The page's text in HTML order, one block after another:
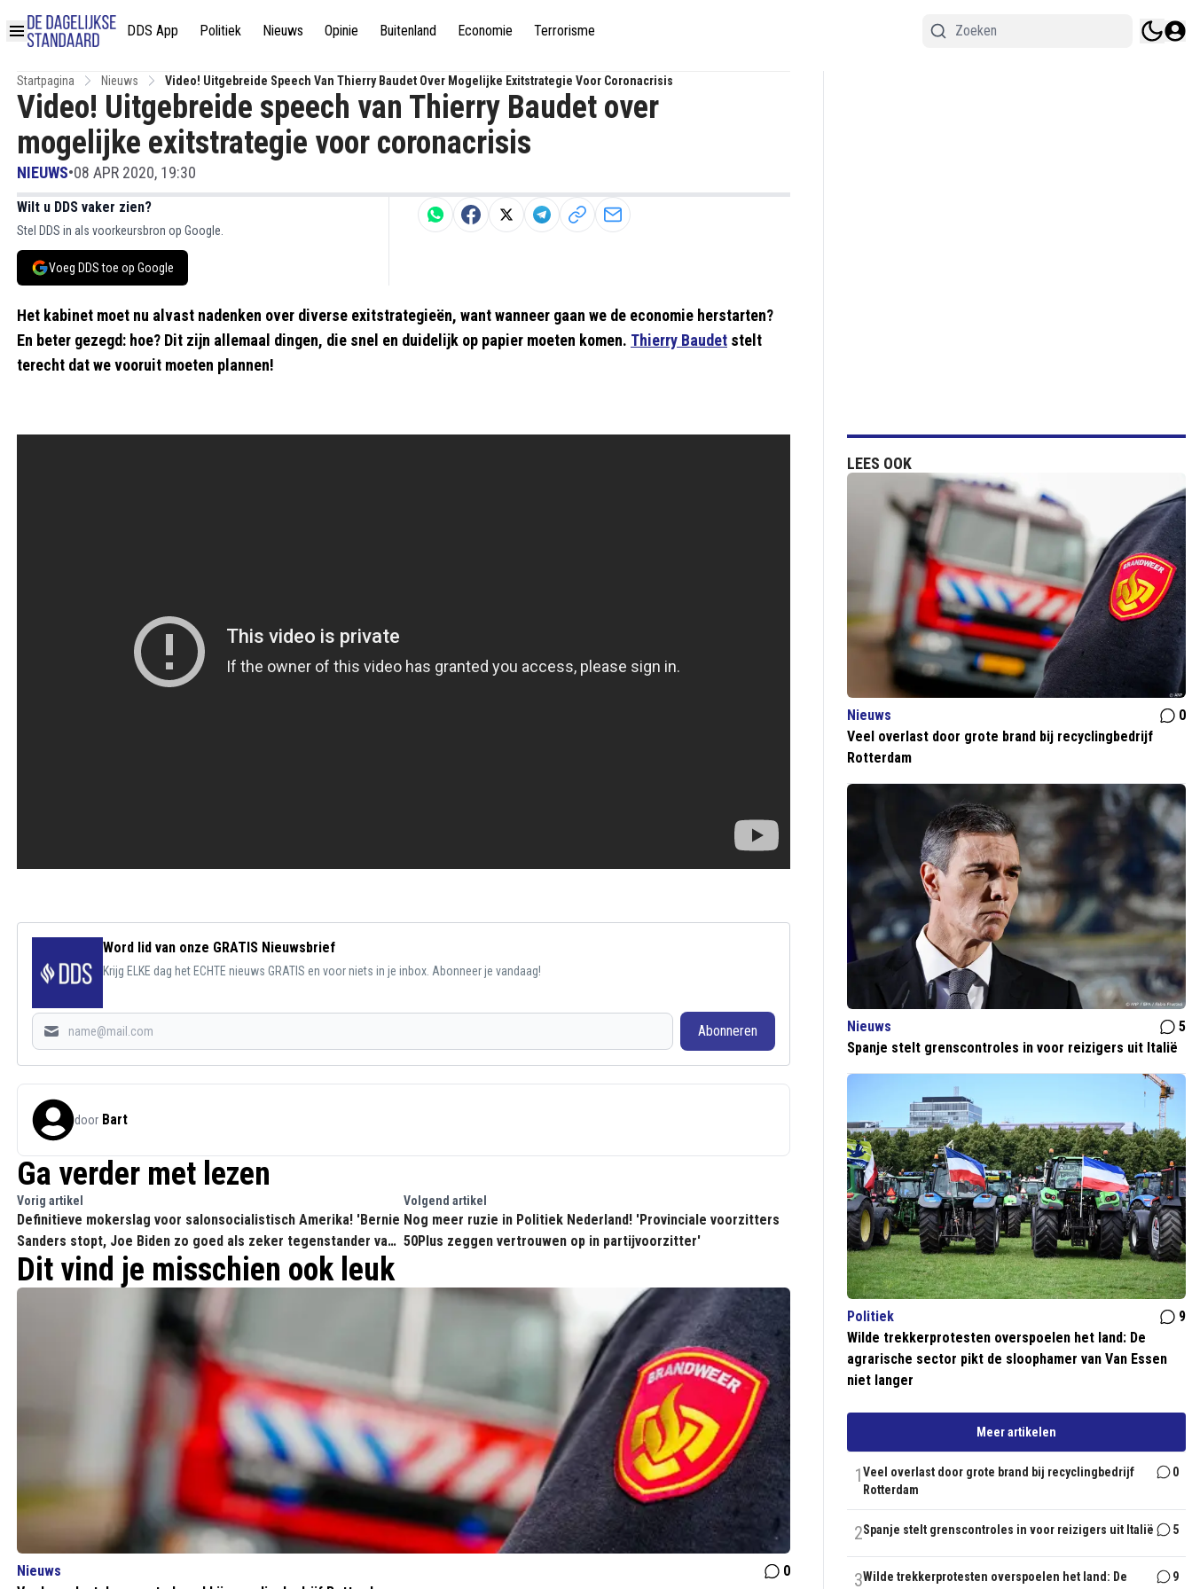
DDS App Politiek Nieuws Opinie Buitenland Economie Terrorisme
Startpagina Nieuws Video! Uitgebreide Speech Van Thierry Baudet Over Mogelijke Exitstrategie Voor Coronacrisis
Video! Uitgebreide speech van Thierry Baudet over
mogelijke exitstrategie voor coronacrisis
NIEUWS•08 APR 2020, 19:30
Wilt u DDS vaker zien?
Stel DDS in als voorkeursbron op Google.
Voeg DDS toe op Google
Het kabinet moet nu alvast nadenken over diverse exitstrategieën, want wanneer gaan we de economie herstarten?
En beter gezegd: hoe? Dit zijn allemaal dingen, die snel en duidelijk op papier moeten komen. Thierry Baudet stelt
terecht dat we vooruit moeten plannen!
Word lid van onze GRATIS Nieuwsbrief
Krijg ELKE dag het ECHTE nieuws GRATIS en voor niets in je inbox. Abonneer je vandaag!
Abonneren
door Bart
Ga verder met lezen
Vorig artikel
Definitieve mokerslag voor salonsocialistisch Amerika! 'Bernie
Sanders stopt, Joe Biden zo goed als zeker tegenstander van
Trump'
Volgend artikel
Nog meer ruzie in Politiek Nederland! 'Provinciale voorzitters
50Plus zeggen vertrouwen op in partijvoorzitter'
Dit vind je misschien ook leuk
Nieuws
0
LEES OOK
Nieuws
0
Veel overlast door grote brand bij recyclingbedrijf
Rotterdam
Nieuws
5
Spanje stelt grenscontroles in voor reizigers uit Italië
Politiek
9
Wilde trekkerprotesten overspoelen het land: De
agrarische sector pikt de sloophamer van Van Essen
niet langer
Meer artikelen
1Veel overlast door grote brand bij recyclingbedrijf
Rotterdam
0
2Spanje stelt grenscontroles in voor reizigers uit Italië 5
3Wilde trekkerprotesten overspoelen het land: De
9